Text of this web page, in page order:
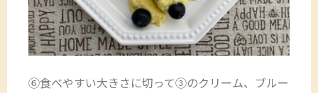
⑥食べやすい大きさに切って③のクリーム、ブルー